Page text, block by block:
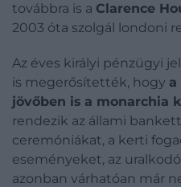
továbbra is a Clarence
2003 óta szolgál londoni
Az éves királyi pénzügyi
is megerősítették, hogy a
jövőben is a monarchia
rendezik az állami
ceremóniákat, a kerti
eseményeket, az
azonban várhatóan már